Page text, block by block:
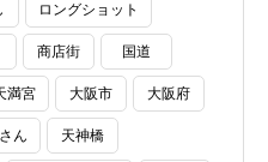
ロングショット
商店街 国道
満宮 大阪市 大阪府
ん 天神橋